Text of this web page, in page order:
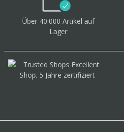
Über 40.000 Artikel auf
Lager